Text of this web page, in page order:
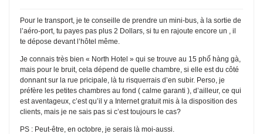
Pour le transport, je te conseille de prendre un mini-bus, à la sortie de
l’aéro-port, tu payes pas plus 2 Dollars, si tu en rajoute encore un , il
te dépose devant l’hôtel même.
Je connais très bien « North Hotel » qui se trouve au 15 phố hàng gà,
mais pour le bruit, cela dépend de quelle chambre, si elle est du côté
donnant sur la rue pricipale, là tu risquerrais d’en subir. Perso, je
préfère les petites chambres au fond ( calme garanti ), d’ailleur, ce qui
est aventageux, c’est qu’il y a Internet gratuit mis à la disposition des
clients, mais je ne sais pas si c’est toujours le cas?
PS : Peut-être, en octobre, je serais là moi-aussi.